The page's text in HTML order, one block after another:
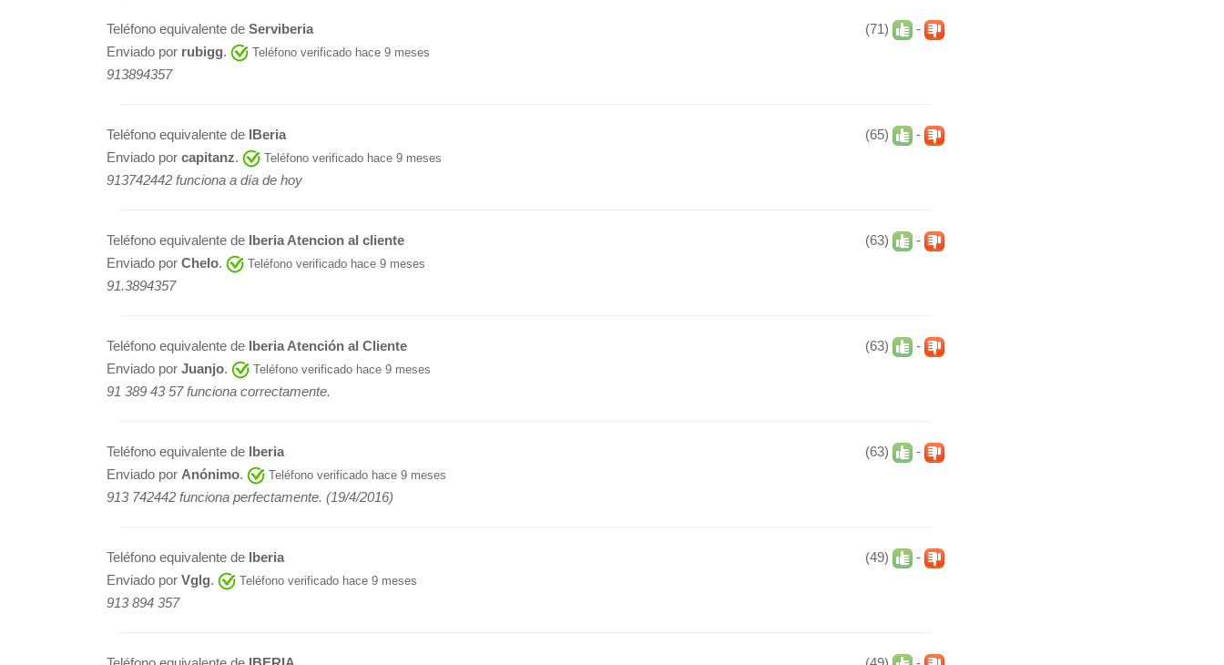
(71) -
Teléfono equivalente de Serviberia
Enviado por rubigg. Teléfono verificado hace 9 meses
913894357
(65) -
Teléfono equivalente de IBeria
Enviado por capitanz. Teléfono verificado hace 9 meses
913742442 funciona a día de hoy
(63) -
Teléfono equivalente de Iberia Atencion al cliente
Enviado por Chelo. Teléfono verificado hace 9 meses
91.3894357
(63) -
Teléfono equivalente de Iberia Atención al Cliente
Enviado por Juanjo. Teléfono verificado hace 9 meses
91 389 43 57 funciona correctamente.
(63) -
Teléfono equivalente de Iberia
Enviado por Anónimo. Teléfono verificado hace 9 meses
913 742442 funciona perfectamente. (19/4/2016)
(49) -
Teléfono equivalente de Iberia
Enviado por Vglg. Teléfono verificado hace 9 meses
913 894 357